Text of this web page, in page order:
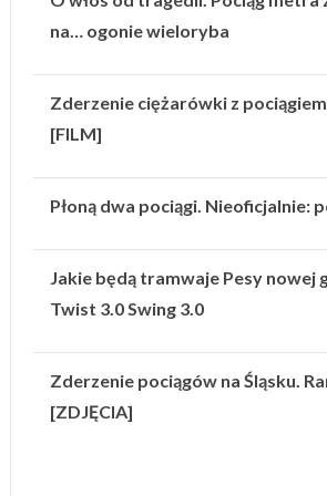
na… ogonie wieloryba
Zderzenie ciężarówki z
[FILM]
Płoną dwa pociągi. Nieoficjalnie:
Jakie będą tramwaje Pesy nowej
Twist 3.0 Swing 3.0
Zderzenie pociągów na Śląsku.
[ZDJĘCIA]